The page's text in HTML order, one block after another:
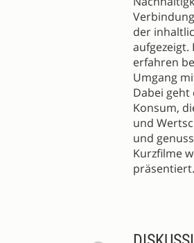
der
erfahren
Umgang
Dabei
Konsum,
und
und
Kurzfilme
präsentiert.